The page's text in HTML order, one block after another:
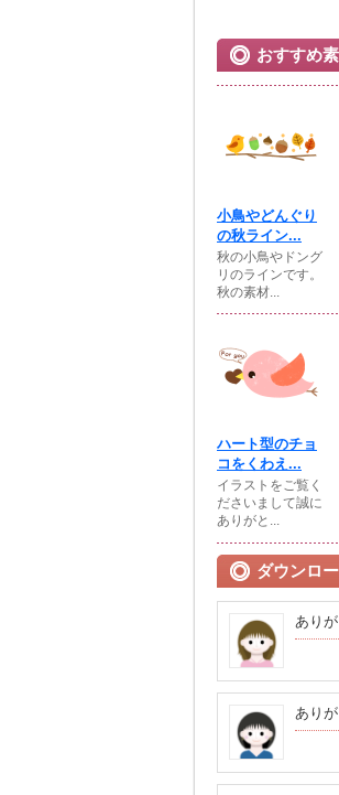
おすすめ
小鳥やどんぐり
の秋ライン...
秋の小鳥やドング
リのラインです。
秋の素材...
ハート型のチョ
コをくわえ...
イラストをご覧く
ださいまして誠に
ありがと...
ダウンロ
あり
あり